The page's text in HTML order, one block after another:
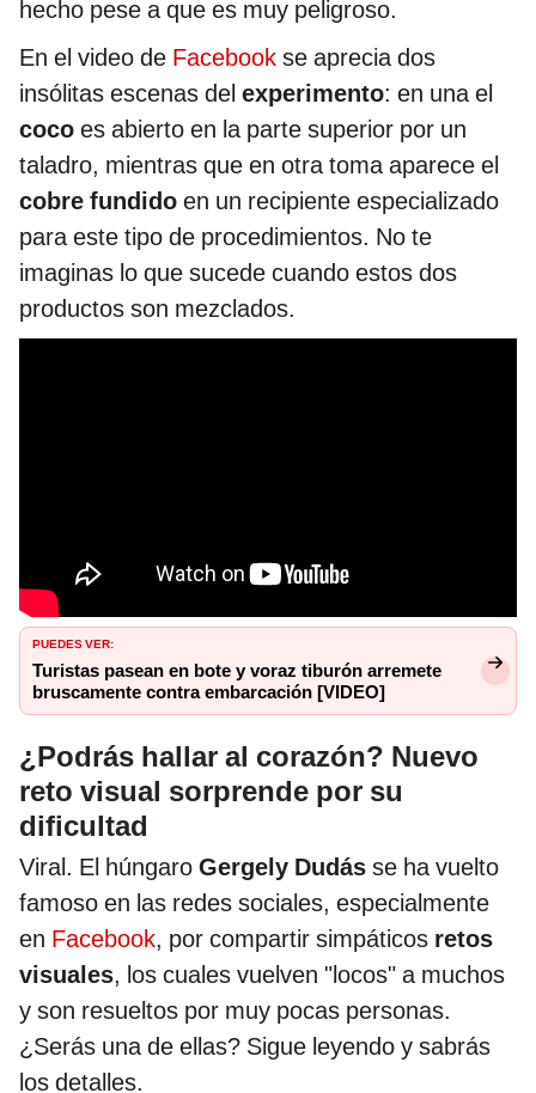
hecho pese a que es muy peligroso.
En el video de Facebook se aprecia dos
insólitas escenas del experimento: en una el
coco es abierto en la parte superior por un
taladro, mientras que en otra toma aparece el
cobre fundido en un recipiente especializado
para este tipo de procedimientos. No te
imaginas lo que sucede cuando estos dos
productos son mezclados.
PUEDES VER:
Turistas pasean en bote y voraz tiburón arremete
bruscamente contra embarcación [VIDEO]
¿Podrás hallar al corazón? Nuevo
reto visual sorprende por su
dificultad
Viral. El húngaro Gergely Dudás se ha vuelto
famoso en las redes sociales, especialmente
en Facebook, por compartir simpáticos retos
visuales, los cuales vuelven "locos" a muchos
y son resueltos por muy pocas personas.
¿Serás una de ellas? Sigue leyendo y sabrás
los detalles.